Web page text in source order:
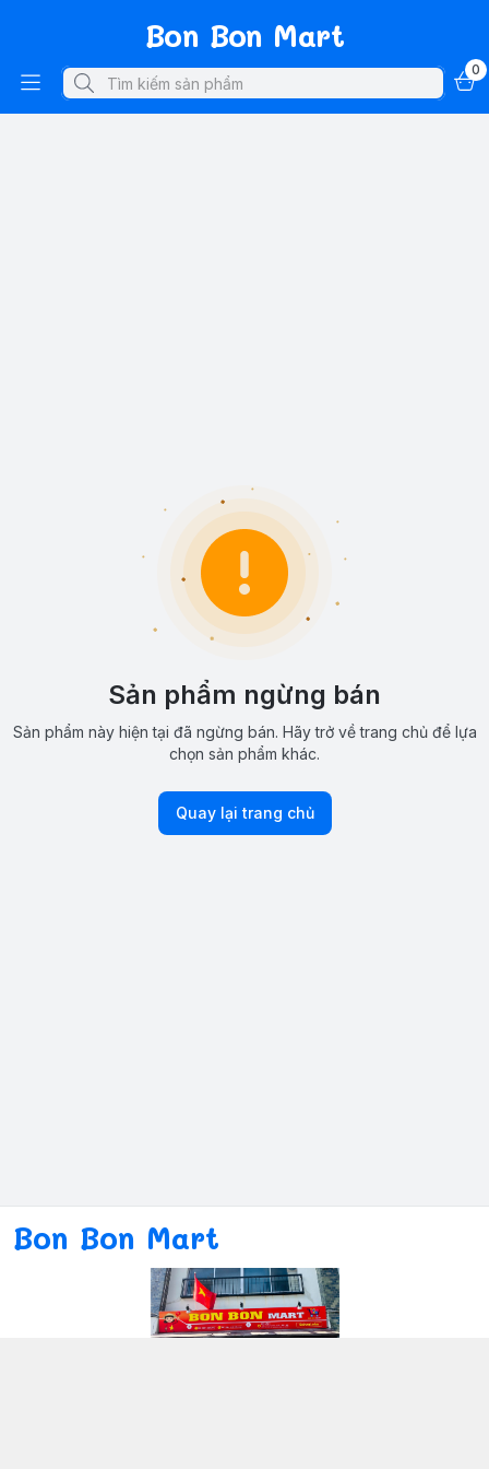
Bon Bon Mart
0
Sản phẩm ngừng bán
Sản phẩm này hiện tại đã ngừng bán. Hãy trở về trang chủ để lựa
chọn sản phẩm khác.
Quay lại trang chủ
Bon Bon Mart